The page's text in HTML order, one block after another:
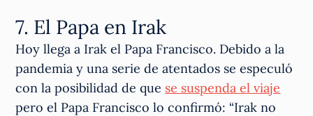
7. El Papa en Irak
Hoy llega a Irak el Papa Francisco. Debido a la
pandemia y una serie de atentados se especuló
con la posibilidad de que se suspenda el viaje
pero el Papa Francisco lo confirmó: “Irak no